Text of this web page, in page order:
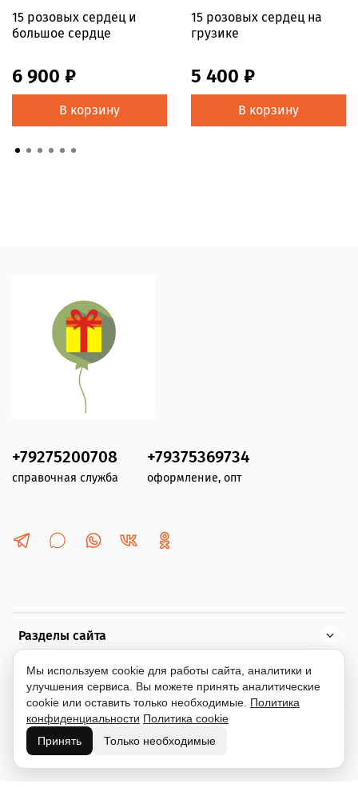
15 розовых сердец и
большое сердце
6 900 ₽
В корзину
15 розовых сердец на
грузике
5 400 ₽
В корзину
Разделы сайта
Помощь
Информация
+79275200708
справочная служба
+79375369734
оформление, опт
Мы используем cookie для работы сайта, аналитики и
улучшения сервиса. Вы можете принять аналитические
cookie или оставить только необходимые. Политика
конфиденциальности Политика cookie
Принять
Только необходимые